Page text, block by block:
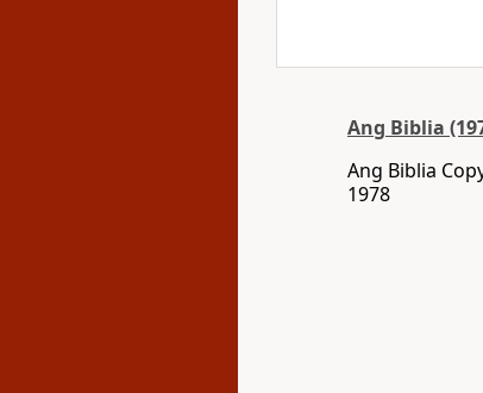
Ang Biblia
Ang Biblia
1978